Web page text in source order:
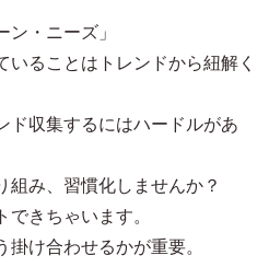
・ニーズ」
いることはトレンドから紐解く
ド収集するにはハードルがあ
組み、習慣化しませんか？
できちゃいます。
け合わせるかが重要。